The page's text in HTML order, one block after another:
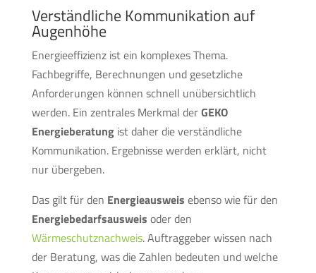
Verständliche Kommunikation auf
Augenhöhe
Energieeffizienz ist ein komplexes Thema.
Fachbegriffe, Berechnungen und gesetzliche
Anforderungen können schnell unübersichtlich
werden. Ein zentrales Merkmal derGEKO
Energieberatungist daher die verständliche
Kommunikation. Ergebnisse werden erklärt, nicht
nur übergeben.
Das gilt für den Energieausweisebenso wie für den
Energiebedarfsausweisoder den
Wärmeschutznachweis. Auftraggeber wissen nach
der Beratung, was die Zahlen bedeuten und welche